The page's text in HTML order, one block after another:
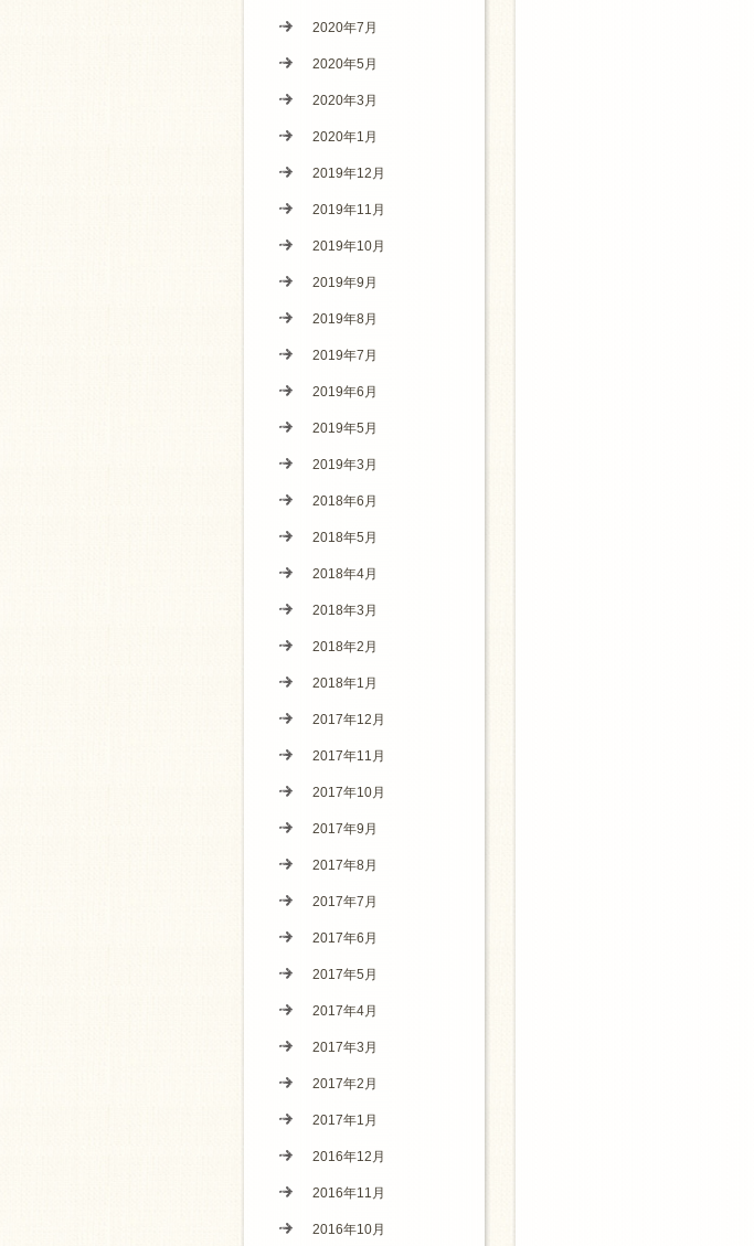
2020年7月
2020年5月
2020年3月
2020年1月
2019年12月
2019年11月
2019年10月
2019年9月
2019年8月
2019年7月
2019年6月
2019年5月
2019年3月
2018年6月
2018年5月
2018年4月
2018年3月
2018年2月
2018年1月
2017年12月
2017年11月
2017年10月
2017年9月
2017年8月
2017年7月
2017年6月
2017年5月
2017年4月
2017年3月
2017年2月
2017年1月
2016年12月
2016年11月
2016年10月